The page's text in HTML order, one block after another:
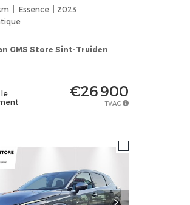
Essence
2023
GMS Store Sint-Truiden
le
€26 900
TVAC